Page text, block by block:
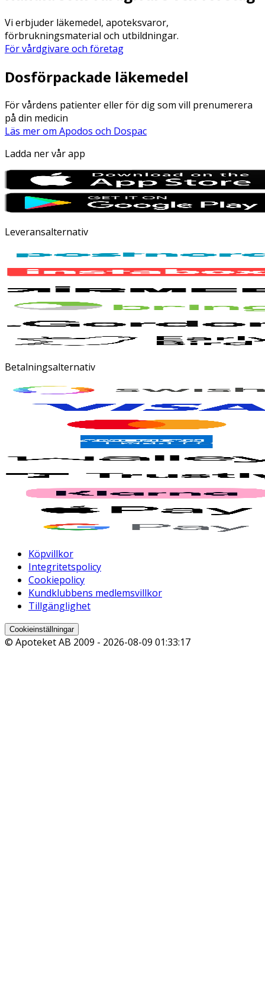
Vi erbjuder läkemedel, apoteksvaror,
förbrukningsmaterial och utbildningar.
För vårdgivare och företag
Dosförpackade läkemedel
För vårdens patienter eller för dig som vill prenumerera
på din medicin
Läs mer om Apodos och Dospac
Ladda ner vår app
Leveransalternativ
Betalningsalternativ
Köpvillkor
Integritetspolicy
Cookiepolicy
Kundklubbens medlemsvillkor
Tillgänglighet
Cookieinställningar
© Apoteket AB 2009 - 2026-08-09 01:33:17